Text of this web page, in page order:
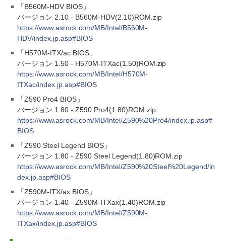
「B560M-HDV BIOS」
バージョン 2.10 - B560M-HDV(2.10)ROM.zip
https://www.asrock.com/MB/Intel/B560M-
HDV/index.jp.asp#BIOS
「H570M-ITX/ac BIOS」
バージョン 1.50 - H570M-ITXac(1.50)ROM.zip
https://www.asrock.com/MB/Intel/H570M-
ITXac/index.jp.asp#BIOS
「Z590 Pro4 BIOS」
バージョン 1.80 - Z590 Pro4(1.80)ROM.zip
https://www.asrock.com/MB/Intel/Z590%20Pro4/index.jp.asp#
BIOS
「Z590 Steel Legend BIOS」
バージョン 1.80 - Z590 Steel Legend(1.80)ROM.zip
https://www.asrock.com/MB/Intel/Z590%20Steel%20Legend/in
dex.jp.asp#BIOS
「Z590M-ITX/ax BIOS」
バージョン 1.40 - Z590M-ITXax(1.40)ROM.zip
https://www.asrock.com/MB/Intel/Z590M-
ITXax/index.jp.asp#BIOS